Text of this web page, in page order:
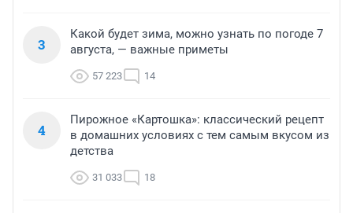
3
Какой будет зима, можно узнать по погоде 7
августа, — важные приметы
57 223 14
4
Пирожное «Картошка»: классический рецепт
в домашних условиях с тем самым вкусом из
детства
31 033 18